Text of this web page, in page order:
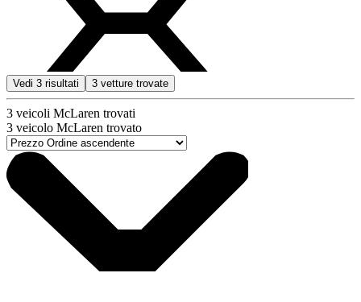
Vedi 3 risultati 3 vetture trovate
3 veicoli McLaren trovati
3 veicolo McLaren trovato